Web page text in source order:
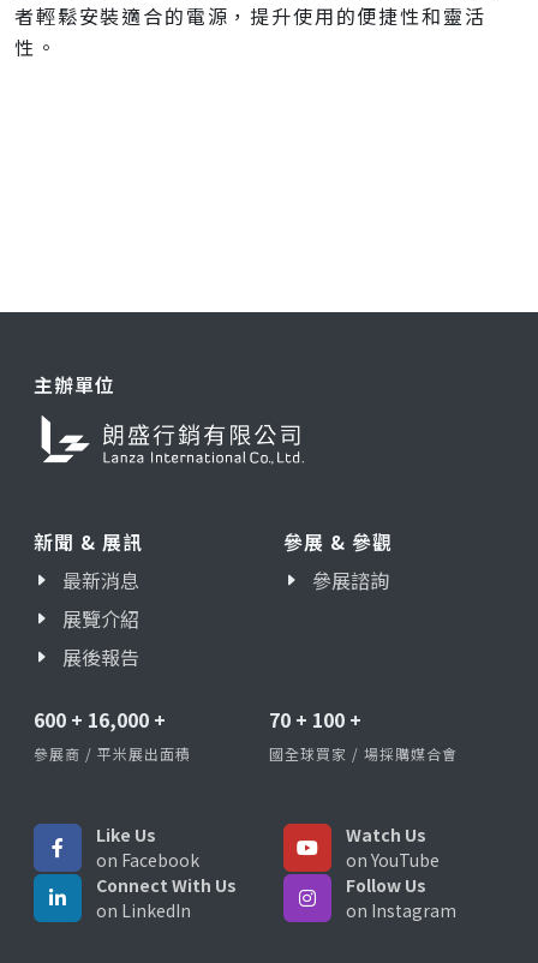
者輕鬆安裝適合的電源，提升使用的便捷性和靈活
性。
主辦單位
新聞 & 展訊
最新消息
展覽介紹
展後報告
參展 & 參觀
參展諮詢
600 + 16,000 +
參展商 / 平米展出面積
70 + 100 +
國全球買家 / 場採購媒合會
Like Us
on Facebook
Watch Us
on YouTube
Connect With Us
on LinkedIn
Follow Us
on Instagram